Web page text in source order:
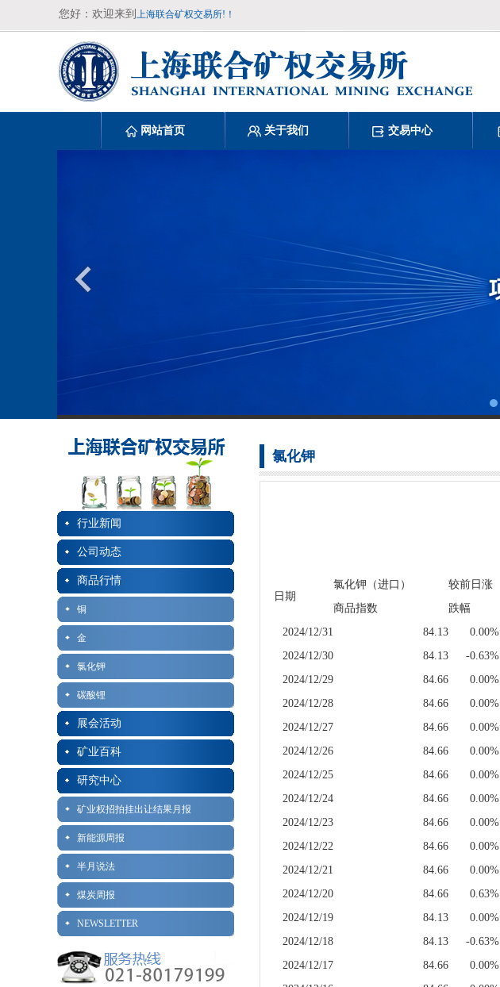
您好：欢迎来到 上海联合矿权交易所!！
网站首页 关于我们 交易中心
行业新闻
公司动态
商品行情
铜
金
氯化钾
碳酸锂
展会活动
矿业百科
研究中心
矿业权招拍挂出让结果月报
新能源周报
半月说法
煤炭周报
NEWSLETTER
氯化钾
日期
氯化钾（进口）
商品指数
较前日涨
跌幅
2024/12/31
84.13
0.00%
2024/12/30
84.13
-0.63%
2024/12/29
84.66
0.00%
2024/12/28
84.66
0.00%
2024/12/27
84.66
0.00%
2024/12/26
84.66
0.00%
2024/12/25
84.66
0.00%
2024/12/24
84.66
0.00%
2024/12/23
84.66
0.00%
2024/12/22
84.66
0.00%
2024/12/21
84.66
0.00%
2024/12/20
84.66
0.63%
2024/12/19
84.13
0.00%
2024/12/18
84.13
-0.63%
2024/12/17
84.66
0.00%